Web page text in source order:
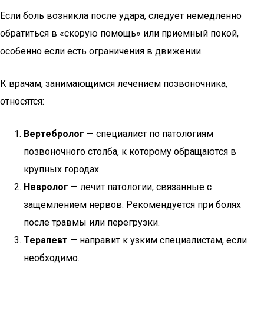
Если боль возникла после удара, следует немедленно
обратиться в «скорую помощь» или приемный покой,
особенно если есть ограничения в движении.
К врачам, занимающимся лечением позвоночника,
относятся:
Вертебролог — специалист по патологиям
позвоночного столба, к которому обращаются в
крупных городах.
Невролог — лечит патологии, связанные с
защемлением нервов. Рекомендуется при болях
после травмы или перегрузки.
Терапевт — направит к узким специалистам, если
необходимо.